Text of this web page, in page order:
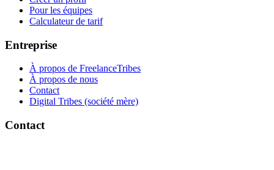
Pour les équipes
Calculateur de tarif
Entreprise
À propos de FreelanceTribes
À propos de nous
Contact
Digital Tribes (société mère)
Contact